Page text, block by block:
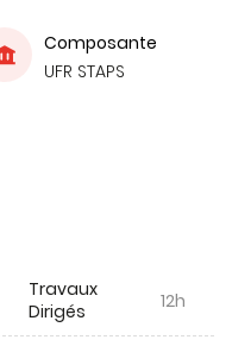
Composante
UFR STAPS
Travaux
Dirigés
12h